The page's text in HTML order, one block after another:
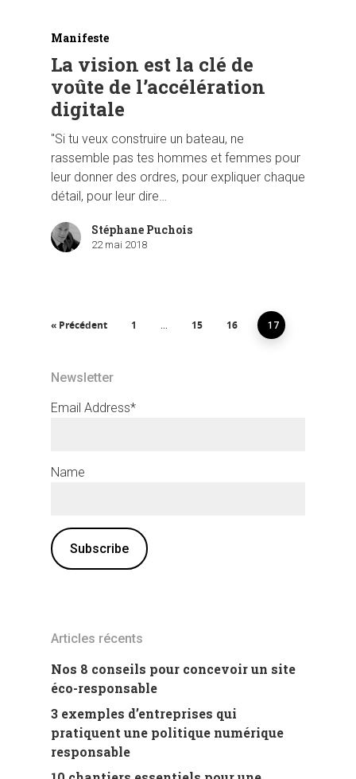
Manifeste
La vision est la clé de
voûte de l’accélération
digitale
"Si tu veux construire un bateau, ne
rassemble pas tes hommes et femmes pour
leur donner des ordres, pour expliquer chaque
détail, pour leur dire…
Stéphane Puchois
22 mai 2018
« Précédent 1 … 15 16 17
Newsletter
Email Address*
Name
Articles récents
Nos 8 conseils pour concevoir un site
éco-responsable
3 exemples d’entreprises qui
pratiquent une politique numérique
responsable